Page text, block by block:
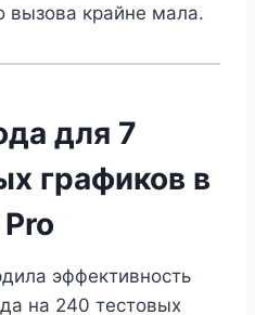
вызова крайне мала.
для 7
графиков в
эффективность
на 240 тестовых